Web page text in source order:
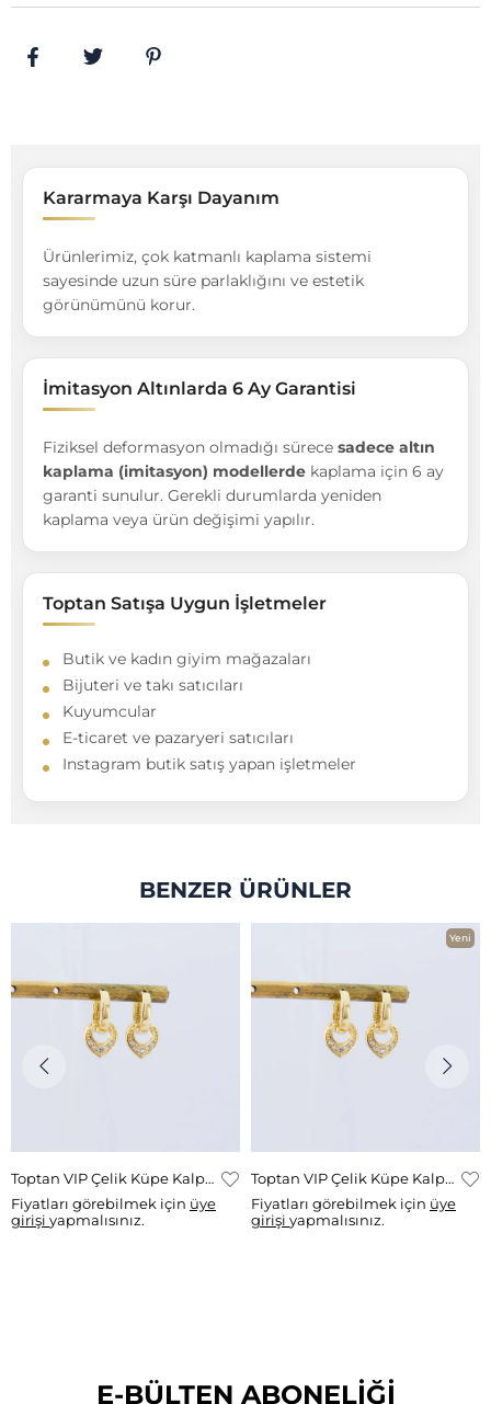
Kararmaya Karşı Dayanım
Ürünlerimiz, çok katmanlı kaplama sistemi
sayesinde uzun süre parlaklığını ve estetik
görünümünü korur.
İmitasyon Altınlarda 6 Ay Garantisi
Fiziksel deformasyon olmadığı sürece sadece altın
kaplama (imitasyon) modellerde kaplama için 6 ay
garanti sunulur. Gerekli durumlarda yeniden
kaplama veya ürün değişimi yapılır.
Toptan Satışa Uygun İşletmeler
Butik ve kadın giyim mağazaları
Bijuteri ve takı satıcıları
Kuyumcular
E-ticaret ve pazaryeri satıcıları
Instagram butik satış yapan işletmeler
BENZER ÜRÜNLER
Toptan VIP Çelik Küpe Kalp Taşlı Küpe RK-1588
Fiyatları görebilmek için üye
girişi yapmalısınız.
Toptan VIP Çelik Küpe Kalp Sallantılı Zirkon Model RK-1588
Fiyatları görebilmek için üye
girişi yapmalısınız.
Yeni
E-BÜLTEN ABONELİĞİ